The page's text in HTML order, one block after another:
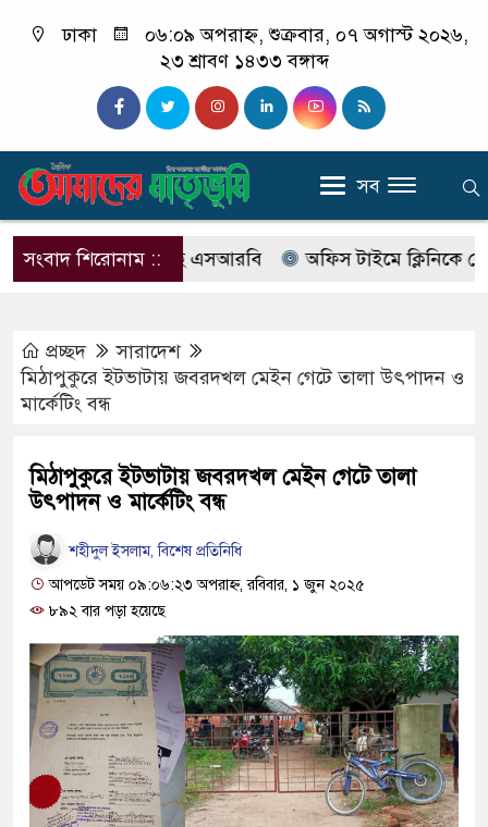
ঢাকা
০৬:০৯ অপরাহ্ন, শুক্রবার, ০৭ অগাস্ট ২০২৬,
২৩ শ্রাবণ ১৪৩৩ বঙ্গাব্দ
সব
সংবাদ শিরোনাম ::
নাম বদলে আসছে এসআরবি অফিস টাইমে ক্লিনিকে রোগী
প্রচ্ছদ
সারাদেশ
মিঠাপুকুরে ইটভাটায় জবরদখল মেইন গেটে তালা উৎপাদন ও
মার্কেটিং বন্ধ
মিঠাপুকুরে ইটভাটায় জবরদখল মেইন গেটে তালা
উৎপাদন ও মার্কেটিং বন্ধ
শহীদুল ইসলাম, বিশেষ প্রতিনিধি
আপডেট সময় ০৯:০৬:২৩ অপরাহ্ন, রবিবার, ১ জুন ২০২৫
৮৯২ বার পড়া হয়েছে